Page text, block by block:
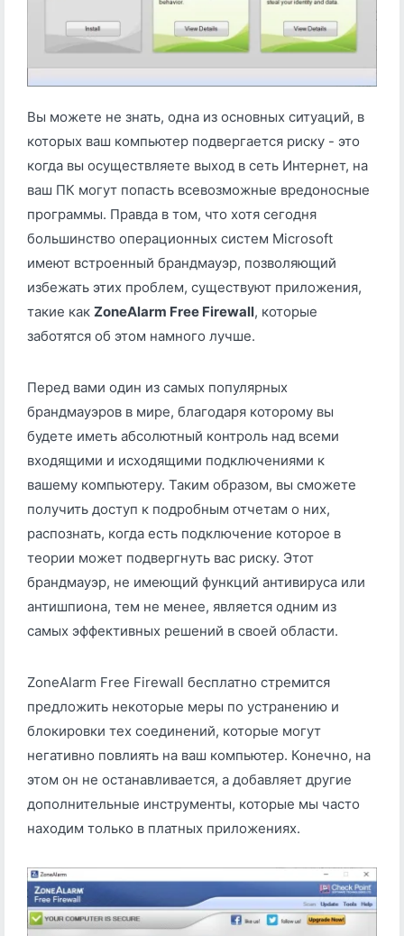
Вы можете не знать, одна из основных ситуаций, в
которых ваш компьютер подвергается риску - это
когда вы осуществляете выход в сеть Интернет, на
ваш ПК могут попасть всевозможные вредоносные
программы. Правда в том, что хотя сегодня
большинство операционных систем Microsoft
имеют встроенный брандмауэр, позволяющий
избежать этих проблем, существуют приложения,
такие как ZoneAlarm Free Firewall, которые
заботятся об этом намного лучше.
Перед вами один из самых популярных
брандмауэров в мире, благодаря которому вы
будете иметь абсолютный контроль над всеми
входящими и исходящими подключениями к
вашему компьютеру. Таким образом, вы сможете
получить доступ к подробным отчетам о них,
распознать, когда есть подключение которое в
теории может подвергнуть вас риску. Этот
брандмауэр, не имеющий функций антивируса или
антишпиона, тем не менее, является одним из
самых эффективных решений в своей области.
ZoneAlarm Free Firewall бесплатно стремится
предложить некоторые меры по устранению и
блокировки тех соединений, которые могут
негативно повлиять на ваш компьютер. Конечно, на
этом он не останавливается, а добавляет другие
дополнительные инструменты, которые мы часто
находим только в платных приложениях.